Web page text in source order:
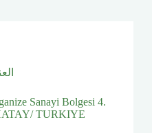
Sanayi Bolgesi 4.
TURKIYE